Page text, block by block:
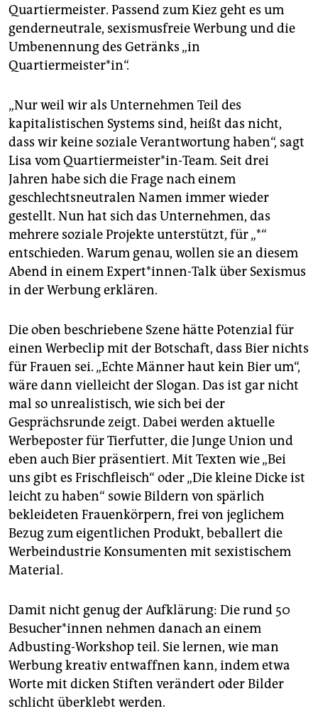
genossenschaft
Quartiermeister. Passend zum Kiez geht es um
genderneutrale, sexismusfreie Werbung und die
Umbenennung des Getränks „in
Quartiermeister*in“.
„Nur weil wir als Unternehmen Teil des
kapitalistischen Systems sind, heißt das nicht,
dass wir keine soziale Verantwortung haben“, sagt
Lisa vom Quartiermeister*in-Team. Seit drei
Jahren habe sich die Frage nach einem
geschlechtsneutralen Namen immer wieder
gestellt. Nun hat sich das Unternehmen, das
mehrere soziale Projekte unterstützt, für „*“
entschieden. Warum genau, wollen sie an diesem
Abend in einem Ex­per­t*in­nen-Talk über Sexismus
in der Werbung erklären.
Die oben beschriebene Szene hätte Potenzial für
einen Werbeclip mit der Botschaft, dass Bier nichts
für Frauen sei. „Echte Männer haut kein Bier um“,
wäre dann vielleicht der Slogan. Das ist gar nicht
mal so unrealistisch, wie sich bei der
Gesprächsrunde zeigt. Dabei werden aktuelle
Werbeposter für Tierfutter, die Junge Union und
eben auch Bier präsentiert. Mit Texten wie „Bei
uns gibt es Frischfleisch“ oder „Die kleine Dicke ist
leicht zu haben“ sowie Bildern von spärlich
bekleideten Frauenkörpern, frei von jeglichem
Bezug zum eigentlichen Produkt, beballert die
Werbeindustrie Konsumenten mit sexistischem
Material.
Damit nicht genug der Aufklärung: Die rund 50
Besucher*innen nehmen danach an einem
Adbusting-Workshop teil. Sie lernen, wie man
Werbung kreativ entwaffnen kann, indem etwa
Worte mit dicken Stiften verändert oder Bilder
schlicht überklebt werden.